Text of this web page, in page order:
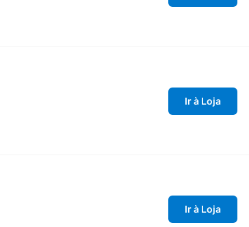
Ir à Loja
Ir à Loja